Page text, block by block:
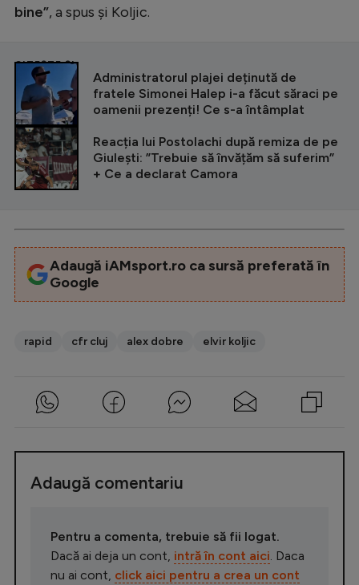
bine”, a spus și Koljic.
CITEȘTE ȘI
Administratorul plajei deținută de
fratele Simonei Halep i-a făcut săraci pe
oamenii prezenți! Ce s-a întâmplat
Reacția lui Postolachi după remiza de pe
Giulești: ”Trebuie să învățăm să suferim”
+ Ce a declarat Camora
Adaugă iAMsport.ro ca sursă preferată în
Google
rapid cfr cluj alex dobre elvir koljic
Adaugă comentariu
Pentru a comenta, trebuie să fii logat.
Dacă ai deja un cont, intră în cont aici . Daca
nu ai cont, click aici pentru a crea un cont